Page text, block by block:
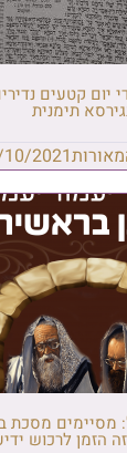
יום קטעים
תימנית
2021
מסיימים מסכת
הזמן לרכוש